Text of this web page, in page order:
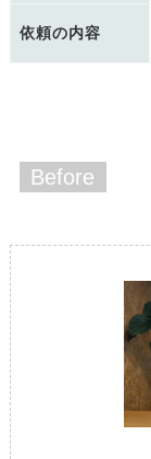
依頼の内容
Before